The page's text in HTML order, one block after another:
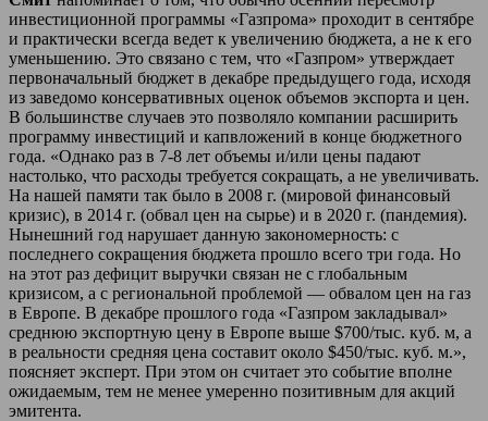
инвестиционной программы «Газпрома» проходит в сентябре
и практически всегда ведет к увеличению бюджета, а не к его
уменьшению. Это связано с тем, что «Газпром» утверждает
первоначальный бюджет в декабре предыдущего года, исходя
из заведомо консервативных оценок объемов экспорта и цен.
В большинстве случаев это позволяло компании расширить
программу инвестиций и капвложений в конце бюджетного
года. «Однако раз в 7-8 лет объемы и/или цены падают
настолько, что расходы требуется сокращать, а не увеличивать.
На нашей памяти так было в 2008 г. (мировой финансовый
кризис), в 2014 г. (обвал цен на сырье) и в 2020 г. (пандемия).
Нынешний год нарушает данную закономерность: с
последнего сокращения бюджета прошло всего три года. Но
на этот раз дефицит выручки связан не с глобальным
кризисом, а с региональной проблемой — обвалом цен на газ
в Европе. В декабре прошлого года «Газпром закладывал»
среднюю экспортную цену в Европе выше $700/тыс. куб. м, а
в реальности средняя цена составит около $450/тыс. куб. м.»,
поясняет эксперт. При этом он считает это событие вполне
ожидаемым, тем не менее умеренно позитивным для акций
эмитента.